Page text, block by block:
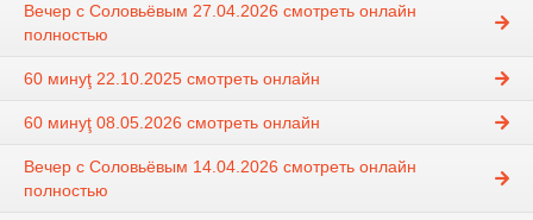
Вечер с Соловьёвым 27.04.2026 смотреть онлайн
полностью
60 минуţ 22.10.2025 смотреть онлайн
60 минуţ 08.05.2026 смотреть онлайн
Вечер с Соловьёвым 14.04.2026 смотреть онлайн
полностью